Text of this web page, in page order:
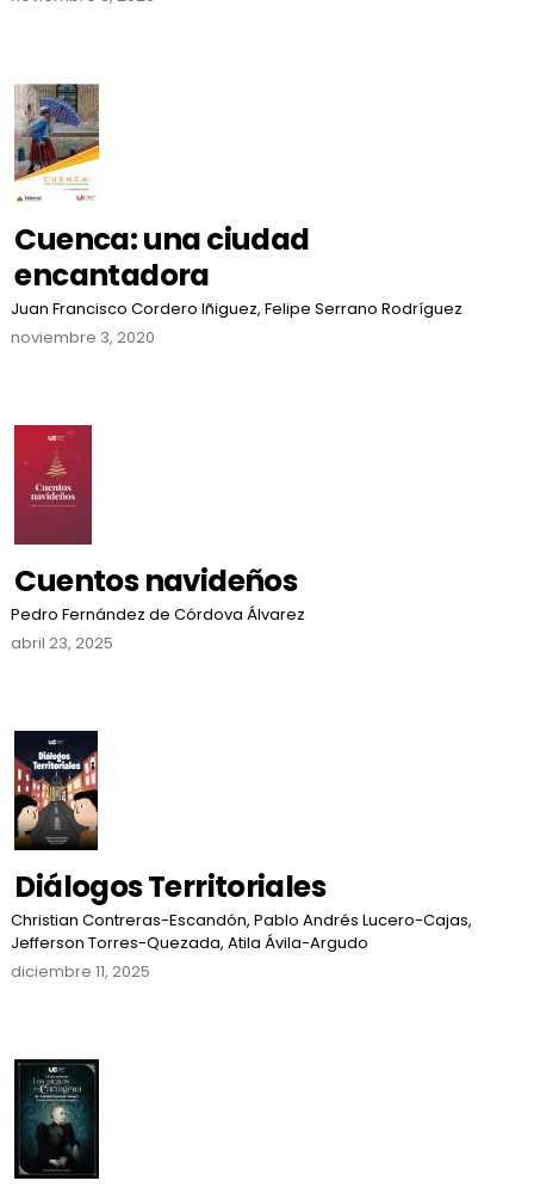
Cuenca: una ciudad
encantadora
Juan Francisco Cordero Iñiguez, Felipe Serrano Rodríguez
noviembre 3, 2020
Cuentos navideños
Pedro Fernández de Córdova Álvarez
abril 23, 2025
Diálogos Territoriales
Christian Contreras-Escandón, Pablo Andrés Lucero-Cajas,
Jefferson Torres-Quezada, Atila Ávila-Argudo
diciembre 11, 2025